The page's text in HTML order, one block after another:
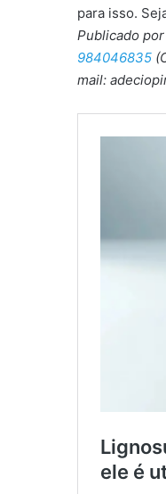
para isso.
Publicado
984046835
mail: